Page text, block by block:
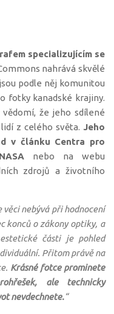
specializujícím se
nahrává skvělé
podle něj komunitou
fotky kanadské krajiny.
že jeho sdílené
z celého světa. Jeho
v článku Centra pro
nebo na webu
zdrojů a životního
nebývá při hodnocení
konců o zákony optiky, a
části je pohled
Přitom právě na
Krásné fotce prominete
ale technicky
nevdechnete.“